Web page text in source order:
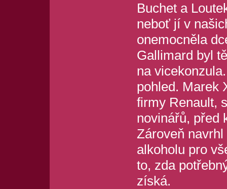
Buchet a
neboť jí v
onemocněla
Gallimard byl
na
pohled. Marek
firmy Renault,
novinářů, před
Zároveň
alkoholu pro
to, zda
získá.